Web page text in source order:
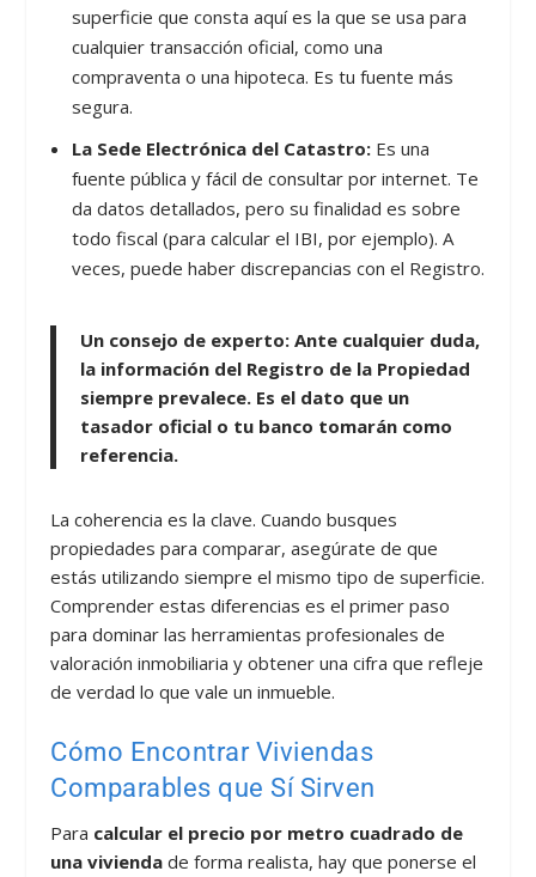
superficie que consta aquí es la que se usa para
cualquier transacción oficial, como una
compraventa o una hipoteca. Es tu fuente más
segura.
La Sede Electrónica del Catastro:Es una
fuente pública y fácil de consultar por internet. Te
da datos detallados, pero su finalidad es sobre
todo fiscal (para calcular el IBI, por ejemplo). A
veces, puede haber discrepancias con el Registro.
Un consejo de experto: Ante cualquier duda,
la información del Registro de la Propiedad
siempre prevalece. Es el dato que un
tasador oficial o tu banco tomarán como
referencia.
La coherencia es la clave. Cuando busques
propiedades para comparar, asegúrate de que
estás utilizando siempre el mismo tipo de superficie.
Comprender estas diferencias es el primer paso
para dominar las herramientas profesionales de
valoración inmobiliaria y obtener una cifra que refleje
de verdad lo que vale un inmueble.
Cómo Encontrar Viviendas
Comparables que Sí Sirven
Para calcular el precio por metro cuadrado de
una vivienda de forma realista, hay que ponerse el